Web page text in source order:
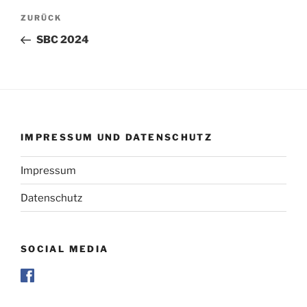
Beitragsnavigation
Vorheriger
Beitrag
ZURÜCK
SBC 2024
IMPRESSUM UND DATENSCHUTZ
Impressum
Datenschutz
SOCIAL MEDIA